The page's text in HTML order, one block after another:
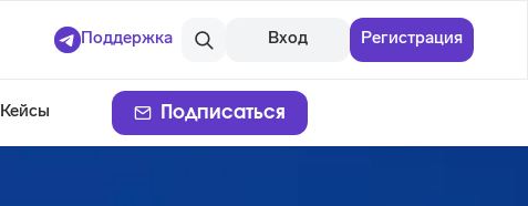
Поддержка Вход Регистрация
Кейсы Подписаться